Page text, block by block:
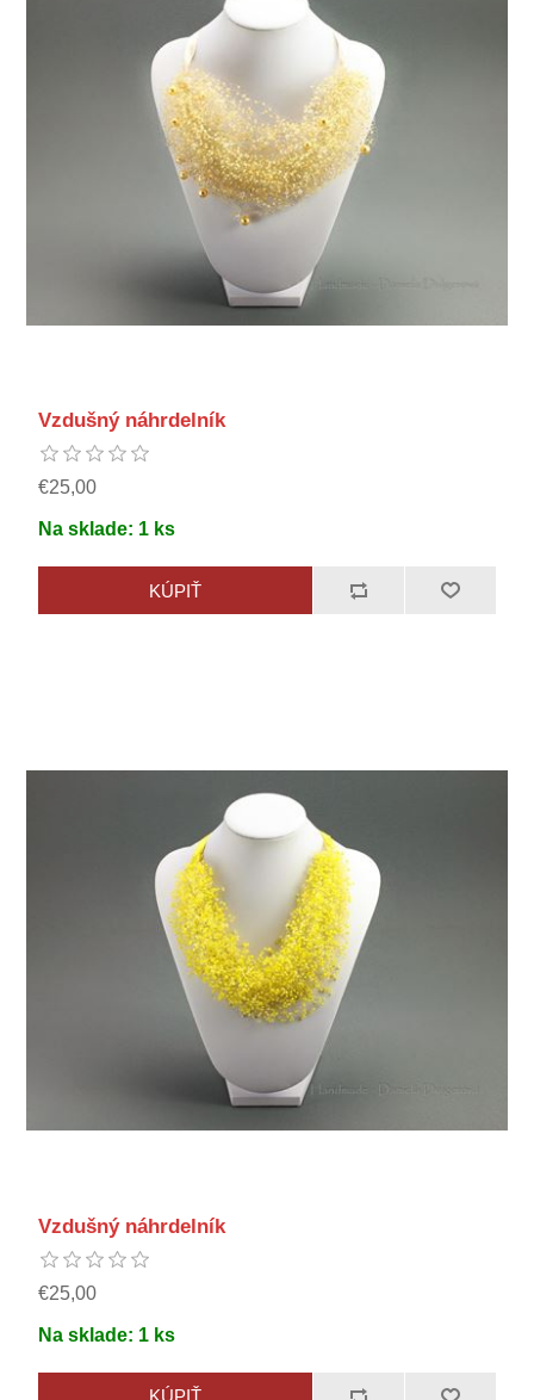
Vzdušný náhrdelník
€25,00
Na sklade: 1 ks
Vzdušný náhrdelník
€25,00
Na sklade: 1 ks